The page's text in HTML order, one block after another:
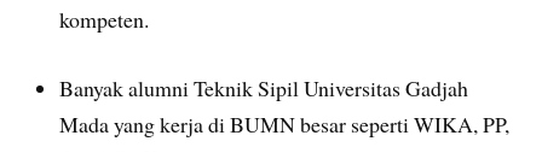
kompeten.
Banyak alumni Teknik Sipil Universitas Gadjah
Mada yang kerja di BUMN besar seperti WIKA, PP,